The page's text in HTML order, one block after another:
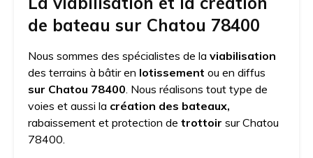
de bateau sur Chatou 78400
Nous sommes des spécialistes de la viabilisation
des terrains à bâtir en lotissement ou en diffus
sur Chatou 78400 . Nous réalisons tout type de
voies et aussi la création des bateaux,
rabaissement et protection de trottoir sur Chatou
78400.